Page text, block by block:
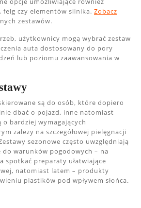
felg czy elementów silnika. Zobacz
zestawów.
użytkownicy mogą wybrać zestaw
auta dostosowany do pory
lub poziomu zaawansowania w
są do osób, które dopiero
dbać o pojazd, inne natomiast
bardziej wymagających
zależy na szczegółowej pielęgnacji
sezonowe często uwzględniają
warunków pogodowych – na
spotkać preparaty ułatwiające
natomiast latem – produkty
plastików pod wpływem słońca.